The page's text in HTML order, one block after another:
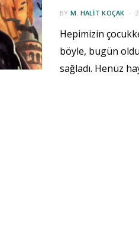
BY M. HALIT KOÇAK
Hepimizin
böyle, bugün
sağladı. Henüz